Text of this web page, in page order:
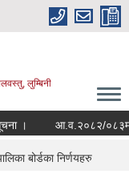
लुम्बिनी
। आ.व.२०८२/०८३मा
बोर्डका निर्णयहरु